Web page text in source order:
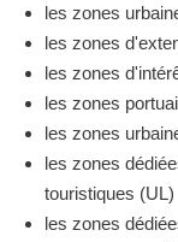
les zones
les zones
les zones
les zones
les zones
les zones
touristiques (UL)
les zones